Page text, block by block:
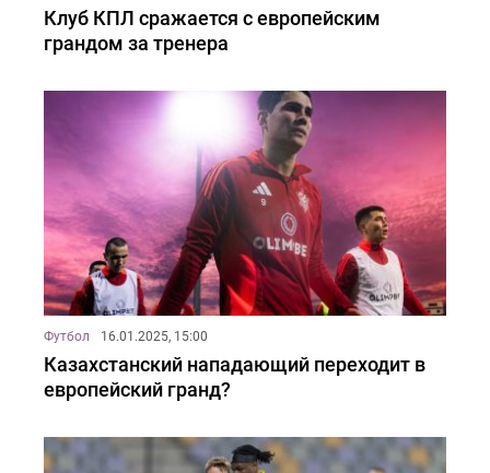
Клуб КПЛ сражается с европейским
грандом за тренера
Футбол 16.01.2025, 15:00
Казахстанский нападающий переходит в
европейский гранд?